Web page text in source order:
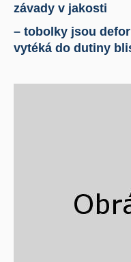
závady v jakosti
– tobolky jsou
vytéká do dutiny